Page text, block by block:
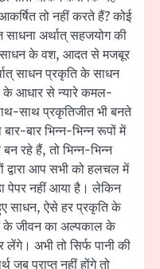
तो नहीं करते हैं? कोई
साधना अर्थात् सहजयोग की
साधन के वश, आदत से मजबूर
साधन प्रकृति के साधन
के आधार से न्यारे कमल-
साथ प्रकृतिजीत भी बनते
बार भिन्न-भिन्न रूपों में
रहे हैं, तो भिन्न-भिन्न
द्वारा आप सभी को हलचल में
पेपर नहीं आया है। लेकिन
साधन, ऐसे हर प्रकृति के
के जीवन का अल्पकाल के
अभी तो सिर्फ पानी की
जब प्राप्त नहीं होंगे तो